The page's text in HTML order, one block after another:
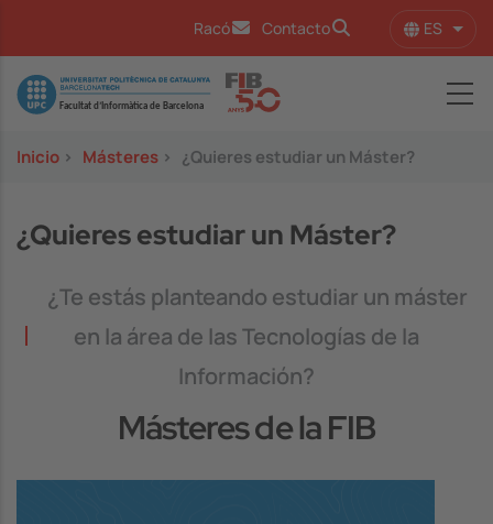
Racó Contacto ES
Image
Inicio > Másteres > ¿Quieres estudiar un Máster?
¿Quieres estudiar un Máster?
¿Te estás planteando estudiar un máster
en la área de las Tecnologías de la
Información?
Másteres de la FIB